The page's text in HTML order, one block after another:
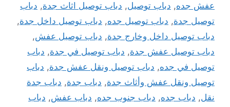
عفش جده, دباب توصيل, دباب توصيل اثاث جدة, دباب
توصيل جدة, دباب توصيل جده, دباب توصيل داخل جدة,
دباب توصيل داخل وخارج جدة, دباب توصيل عفش,
دباب توصيل عفش جدة, دباب توصيل في جدة, دباب
توصيل في جده, دباب توصيل ونقل عفش جدة, دباب
توصيل ونقل عفش وأثاث جدة, دباب جدة, دباب جدة
نقل, دباب جده, دباب جنوب جده, دباب عفش, دباب